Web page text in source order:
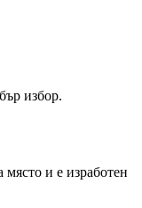
избор.
място и е изработен